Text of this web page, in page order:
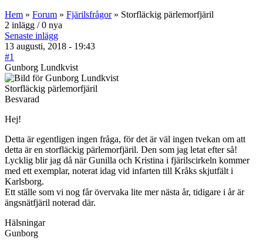
Hem » Forum » Fjärilsfrågor» Storfläckig pärlemorfjäril
2 inlägg / 0 nya
Senaste inlägg
13 augusti, 2018 - 19:43
#1
Gunborg Lundkvist
Storfläckig pärlemorfjäril
Besvarad
Hej!
Detta är egentligen ingen fråga, för det är väl ingen tvekan om att
detta är en storfläckig pärlemorfjäril. Den som jag letat efter så!
Lycklig blir jag då när Gunilla och Kristina i fjärilscirkeln kommer
med ett exemplar, noterat idag vid infarten till Kråks skjutfält i
Karlsborg.
Ett ställe som vi nog får övervaka lite mer nästa år, tidigare i år är
ängsnätfjäril noterad där.
Hälsningar
Gunborg